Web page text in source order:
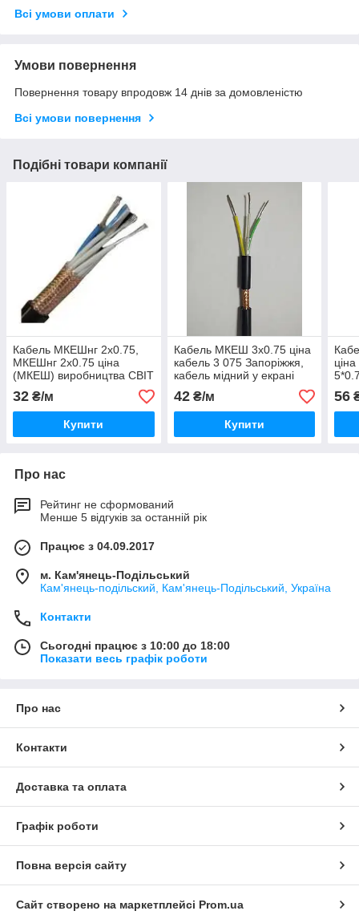
Всі умови оплати
Умови повернення
Повернення товару впродовж 14 днів за домовленістю
Всі умови повернення
Подібні товари компанії
Кабель МКЕШнг 2х0.75,
МКЕШнг 2х0.75 ціна
(МКЕШ) виробництва СВІТ
ЕЛЕКТРО УКРАЇНА
32 ₴/м
Купити
Кабель МКЕШ 3х0.75 ціна
кабель 3 075 Запоріжжя,
кабель мідний у екрані
Україна виробництва СВІТ
ЕЛЕКТРО
42₴/м
Купити
56
Про нас
Рейтинг не сформований
Менше 5 відгуків за останній рік
Працює з 04.09.2017
м. Кам'янець-Подільський
Кам'янець-подільский, Кам'янець-Подільський, Україна
Контакти
Сьогодні працює з 10:00 до 18:00
Показати весь графік роботи
Про нас
Контакти
Доставка та оплата
Графік роботи
Повна версія сайту
Сайт створено на маркетплейсі Prom.ua